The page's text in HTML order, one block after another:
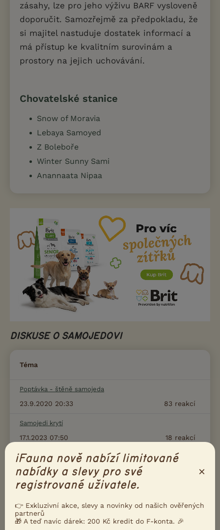
zásahy, lze pro jeho výživu BARF vysloveně
doporučit. Samozřejmě za předpokladu, že
si majitel nastuduje dostatek informací a
má přístup ke kvalitním surovinám a
prostory na jejich uchovávání.
Chovatelské stanice
Snow of Moravia
Lebaya Samoyed
Z Boleboře
Winter Sunny Sami
Anannaata Nipaa
DISKUSE O SAMOJEDOVI
Téma
Poptávka - štěně samojeda
83 reakcí
23.9.2020 20:33
Samojedi krytí
18 reakcí
17.1.2023 07:50
Samojed péče o srst
30.8.2020 07:55
Velký pes k malé feně
14reakcí
11.9.2020 20:17
Vybírám krmivo pro samojeda
iFauna nově nabízí limitované
nabídky a slevy pro své
registrované uživatele.
×
👉 Exkluzivní akce, slevy a novinky od našich ověřených
partnerů
🎁 A teď navíc dárek: 200 Kč kredit do F-konta. 🎉